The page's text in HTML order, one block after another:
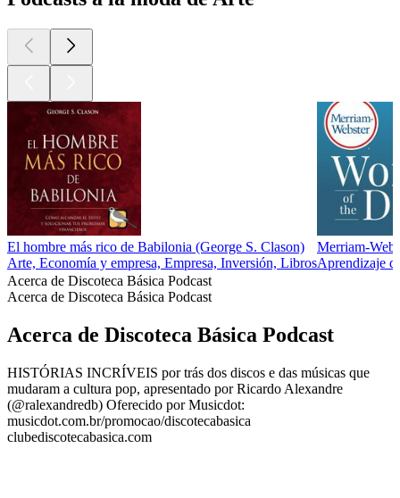
El hombre más rico de Babilonia (George S. Clason)
Arte, Economía y empresa, Empresa, Inversión, Libros
Merriam-
Aprendizaje
Acerca de Discoteca Básica Podcast
Acerca de Discoteca Básica Podcast
Acerca de Discoteca Básica Podcast
HISTÓRIAS INCRÍVEIS por trás dos discos e das músicas que
mudaram a cultura pop, apresentado por Ricardo Alexandre
(@ralexandredb) Oferecido por Musicdot:
musicdot.com.br/promocao/discotecabasica
clubediscotecabasica.com